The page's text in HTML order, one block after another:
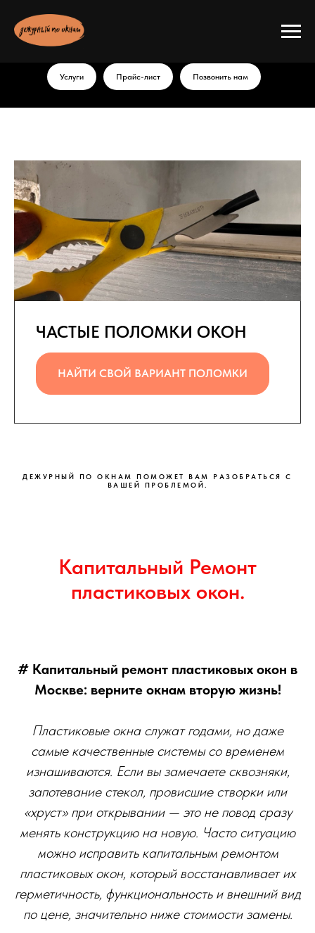
Услуги Прайс-лист Позвонить нам
ЧАСТЫЕ ПОЛОМКИ ОКОН
НАЙТИ СВОЙ ВАРИАНТ ПОЛОМКИ
ДЕЖУРНЫЙ ПО ОКНАМ ПОМОЖЕТ ВАМ РАЗОБРАТЬСЯ С
ВАШЕЙ ПРОБЛЕМОЙ.
Капитальный Ремонт
пластиковых окон.
# Капитальный ремонт пластиковых окон в
Москве: верните окнам вторую жизнь!
Пластиковые окна служат годами, но даже
самые качественные системы со временем
изнашиваются. Если вы замечаете сквозняки,
запотевание стекол, провисшие створки или
«хруст» при открывании — это не повод сразу
менять конструкцию на новую. Часто ситуацию
можно исправить капитальным ремонтом
пластиковых окон, который восстанавливает их
герметичность, функциональность и внешний вид
по цене, значительно ниже стоимости замены.